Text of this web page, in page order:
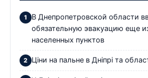
В Днепропетровской области
обязательную эвакуацию еще
населенных пунктов
Ціни на пальне в Дніпрі та